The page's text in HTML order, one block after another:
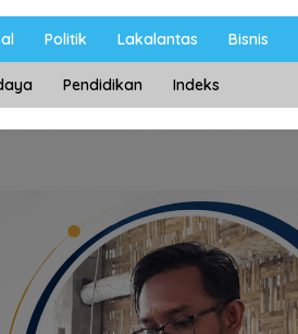
Politik Lakalantas Bisnis
Pendidikan Indeks